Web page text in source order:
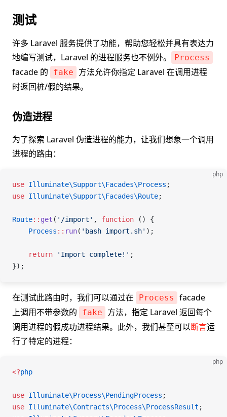
测试
许多 Laravel 服务提供了功能，帮助您轻松并具有表达力
地编写测试，Laravel 的进程服务也不例外。
Process
facade 的 fake
方法允许你指定 Laravel 在调用进程
时返回桩/假的结果。
伪造进程
为了探索 Laravel 伪造进程的能力，让我们想象一个调用
进程的路由：
php
use Illuminate\Support\Facades\Process ;
use Illuminate\Support\Facades\Route;
Route:: get ( '/import' , function () {
    Process
:: run( 'bash import.sh' );
    return
'Import complete!' ;
});
在测试此路由时，我们可以通过在 Process
facade
上调用不带参数的
fake
方法，指定 Laravel 返回每个
调用进程的假成功进程结果。此外，我们甚至可以断言运
行了特定的进程：
php
<?php
use Illuminate\Process\PendingProcess ;
use Illuminate\Contracts\Process\ProcessResult ;